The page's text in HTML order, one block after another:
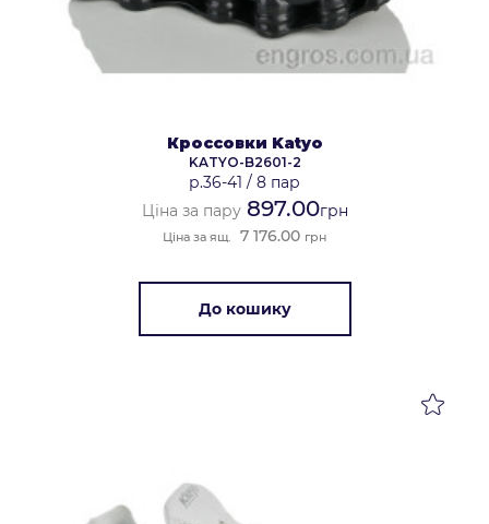
Кроссовки Katyo
KATYO-B2601-2
р.36-41 / 8 пар
Ціна за пару897.00грн
Ціна за ящ. 7 176.00 грн
До кошику